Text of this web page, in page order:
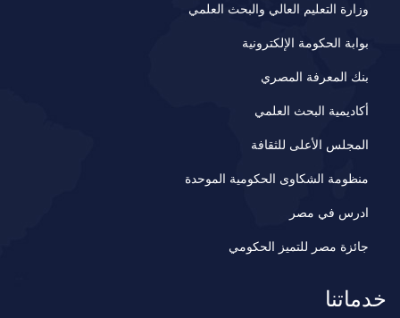
وزارة التعليم العالي والبحث العلمي
بوابة الحكومة الإلكترونية
بنك المعرفة المصري
أكاديمية البحث العلمي
المجلس الأعلى للثقافة
منظومة الشكاوى الحكومية الموحدة
ادرس في مصر
جائزة مصر للتميز الحكومي
خدماتنا